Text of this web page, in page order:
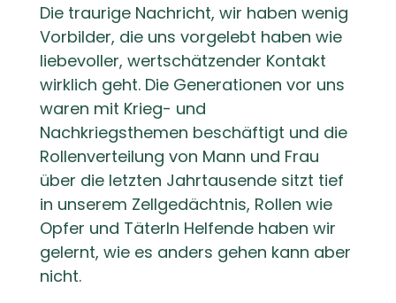
Die traurige Nachricht, wir haben wenig
Vorbilder, die uns vorgelebt haben wie
liebevoller, wertschätzender Kontakt
wirklich geht. Die Generationen vor uns
waren mit Krieg- und
Nachkriegsthemen beschäftigt und die
Rollenverteilung von Mann und Frau
über die letzten Jahrtausende sitzt tief
in unserem Zellgedächtnis, Rollen wie
Opfer und TäterIn Helfende haben wir
gelernt, wie es anders gehen kann aber
nicht.